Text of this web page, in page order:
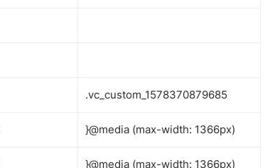
.vc_custom_1578370879685
}@media (max-width: 1366px)
}@media (max-width: 1366px)